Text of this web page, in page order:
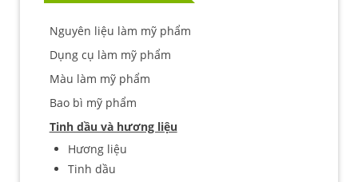
Nguyên liệu làm mỹ phẩm
Dụng cụ làm mỹ phẩm
Màu làm mỹ phẩm
Bao bì mỹ phẩm
Tinh dầu và hương liệu
Hương liệu
Tinh dầu